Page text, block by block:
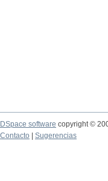
DSpace software copyright ©
Contacto
Sugerencias